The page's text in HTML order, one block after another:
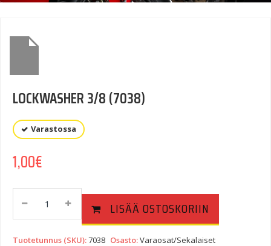
LOCKWASHER 3/8 (7038)
Varastossa
1,00€
LOCKWASHER
Quantity
LISÄÄ OSTOSKORIIN
Tuotetunnus (SKU):7038 Osasto:Varaosat/Sekalaiset